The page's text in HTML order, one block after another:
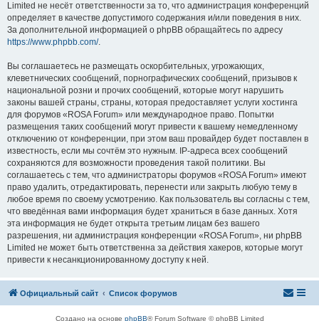
Limited не несёт ответственности за то, что администрация конференций
определяет в качестве допустимого содержания и/или поведения в них.
За дополнительной информацией о phpBB обращайтесь по адресу
https://www.phpbb.com/.
Вы соглашаетесь не размещать оскорбительных, угрожающих,
клеветнических сообщений, порнографических сообщений, призывов к
национальной розни и прочих сообщений, которые могут нарушить
законы вашей страны, страны, которая предоставляет услуги хостинга
для форумов «ROSA Forum» или международное право. Попытки
размещения таких сообщений могут привести к вашему немедленному
отключению от конференции, при этом ваш провайдер будет поставлен в
известность, если мы сочтём это нужным. IP-адреса всех сообщений
сохраняются для возможности проведения такой политики. Вы
соглашаетесь с тем, что администраторы форумов «ROSA Forum» имеют
право удалить, отредактировать, перенести или закрыть любую тему в
любое время по своему усмотрению. Как пользователь вы согласны с тем,
что введённая вами информация будет храниться в базе данных. Хотя
эта информация не будет открыта третьим лицам без вашего
разрешения, ни администрация конференции «ROSA Forum», ни phpBB
Limited не может быть ответственна за действия хакеров, которые могут
привести к несанкционированному доступу к ней.
Официальный сайт Список форумов
Создано на основе phpBB® Forum Software © phpBB Limited